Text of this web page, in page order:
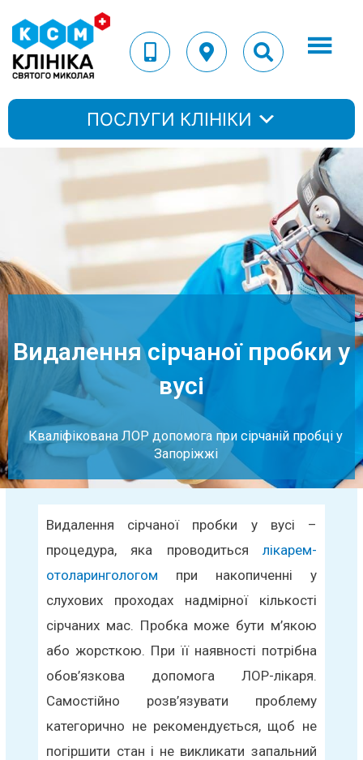
ПОСЛУГИ КЛІНІКИ
Видалення сірчаної пробки у
вусі
Кваліфікована ЛОР допомога при сірчаній пробці у
Запоріжжі
Видалення сірчаної пробки у вусі –
процедура, яка проводиться лікарем-
отоларингологом при накопиченні у
слухових проходах надмірної кількості
сірчаних мас. Пробка може бути м’якою
або жорсткою. При її наявності потрібна
обов’язкова допомога ЛОР-лікаря.
Самостійно розв’язувати проблему
категорично не рекомендується, щоб не
погіршити стан і не викликати запальний